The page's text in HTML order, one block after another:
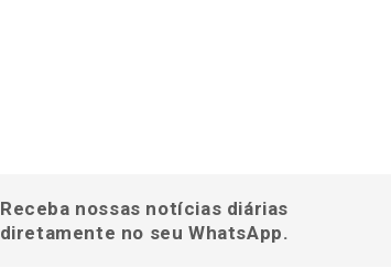
Receba nossas notícias diárias
diretamente no seu WhatsApp.